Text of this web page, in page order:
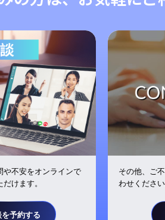
や不安をオンラインで
けます。
予約する
その他、ご
わせください